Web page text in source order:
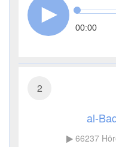
00:00
2
al-
66237